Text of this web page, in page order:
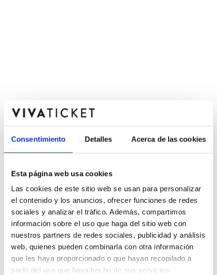
Consentimiento Detalles Acerca de las cookies
Esta página web usa cookies
Las cookies de este sitio web se usan para personalizar
el contenido y los anuncios, ofrecer funciones de redes
sociales y analizar el tráfico. Además, compartimos
información sobre el uso que haga del sitio web con
nuestros partners de redes sociales, publicidad y análisis
web, quienes pueden combinarla con otra información
que les haya proporcionado o que hayan recopilado a
partir del uso que haya hecho de sus servicios.